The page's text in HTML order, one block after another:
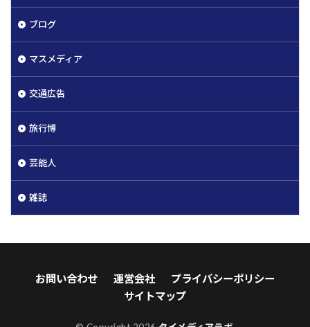
ブログ
マスメディア
交通広告
旅行博
芸能人
雑誌
お問い合わせ 運営会社
プライバシーポリシー
サイトマップ